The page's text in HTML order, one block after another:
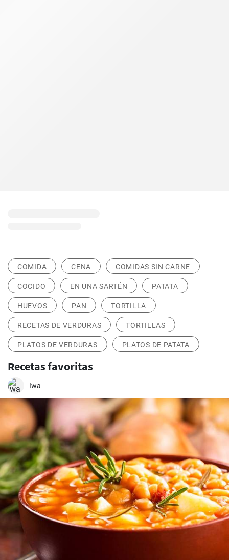
COMIDA CENA COMIDAS SIN CARNE
COCIDO EN UNA SARTÉN PATATA
HUEVOS PAN TORTILLA
RECETAS DE VERDURAS TORTILLAS
PLATOS DE VERDURAS PLATOS DE PATATA
Recetas favoritas
Iwa